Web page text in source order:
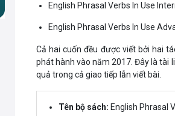
English Phrasal Verbs In Use
English Phrasal Verbs In Use
Cả hai cuốn đều được viết bởi hai
phát hành vào năm 2017. Đây là tài
quả trong cả giao tiếp lẫn viết bài.
Tên bộ sách: English Phrasal